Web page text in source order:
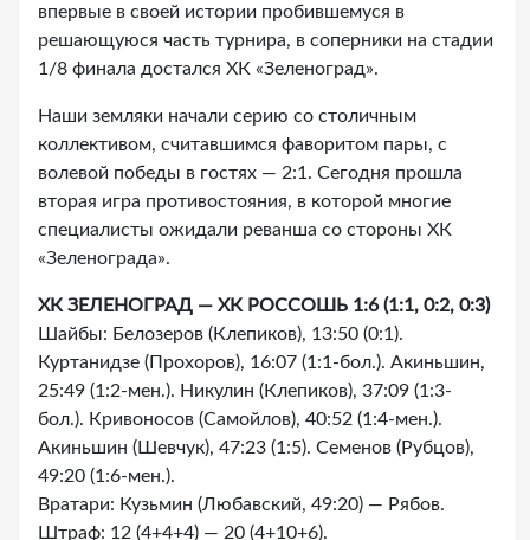
впервые в своей истории пробившемуся в
решающуюся часть турнира, в соперники на стадии
1/8 финала достался ХК «Зеленоград».
Наши земляки начали серию со столичным
коллективом, считавшимся фаворитом пары, с
волевой победы в гостях — 2:1. Сегодня прошла
вторая игра противостояния, в которой многие
специалисты ожидали реванша со стороны ХК
«Зеленограда».
ХК ЗЕЛЕНОГРАД — ХК РОССОШЬ 1:6 (1:1, 0:2, 0:3)
Шайбы: Белозеров (Клепиков), 13:50 (0:1).
Куртанидзе (Прохоров), 16:07 (1:1-бол.). Акиньшин,
25:49 (1:2-мен.). Никулин (Клепиков), 37:09 (1:3-
бол.). Кривоносов (Самойлов), 40:52 (1:4-мен.).
Акиньшин (Шевчук), 47:23 (1:5). Семенов (Рубцов),
49:20 (1:6-мен.).
Вратари: Кузьмин (Любавский, 49:20) — Рябов.
Штраф: 12 (4+4+4) — 20 (4+10+6).